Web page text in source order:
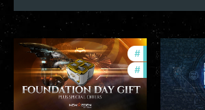
# offers
# in-game-events